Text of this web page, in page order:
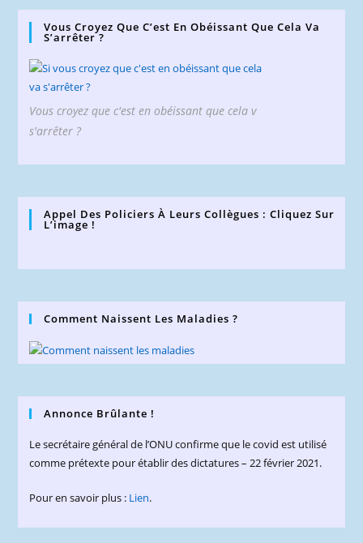
Vous Croyez Que C’est En Obéissant Que Cela Va
S’arrêter ?
Vous croyez que c'est en obéissant que cela v
s'arrêter ?
Appel Des Policiers À Leurs Collègues : Cliquez Sur
L’image !
Comment Naissent Les Maladies ?
Annonce Brûlante !
Le secrétaire général de l’ONU confirme que le covid est utilisé
comme prétexte pour établir des dictatures – 22 février 2021.
Pour en savoir plus : Lien.